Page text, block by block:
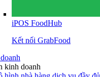
iPOS FoodHub
Kết nối GrabFood
kinh doanh